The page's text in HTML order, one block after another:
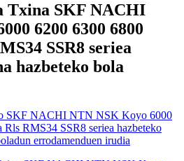
Txina SKF NACHI
6200 6300 6800
SSR8 seriea
hazbeteko bola